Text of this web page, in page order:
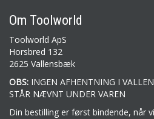
Om Toolworld
Toolworld ApS
Horsbred 132
2625 Vallensbæk
OBS: INGEN AFHENTNING I
STÅR NÆVNT UNDER VAREN
Din bestilling er først bindende, når